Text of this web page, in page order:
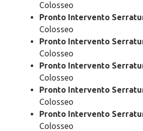
Colosseo
Pronto Intervento
Colosseo
Pronto Intervento
Colosseo
Pronto Intervento
Colosseo
Pronto Intervento
Colosseo
Pronto Intervento
Colosseo